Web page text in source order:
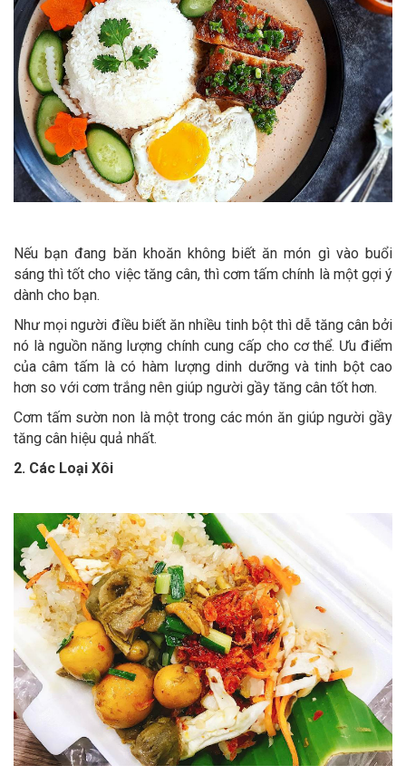
Nếu bạn đang băn khoăn không biết ăn món gì vào buổi
sáng thì tốt cho việc tăng cân, thì cơm tấm chính là một gợi ý
dành cho bạn.
Như mọi người điều biết ăn nhiều tinh bột thì dễ tăng cân bởi
nó là nguồn năng lượng chính cung cấp cho cơ thể. Ưu điểm
của câm tấm là có hàm lượng dinh dưỡng và tinh bột cao
hơn so với cơm trắng nên giúp người gầy tăng cân tốt hơn.
Cơm tấm sườn non là một trong các món ăn giúp người gầy
tăng cân hiệu quả nhất.
2. Các Loại Xôi